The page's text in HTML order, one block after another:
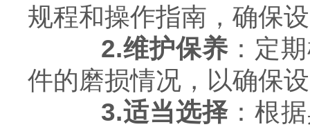
规程和操作指南，确保
2.维护保养：定
件的磨损情况，以确保
3.适当选择：根